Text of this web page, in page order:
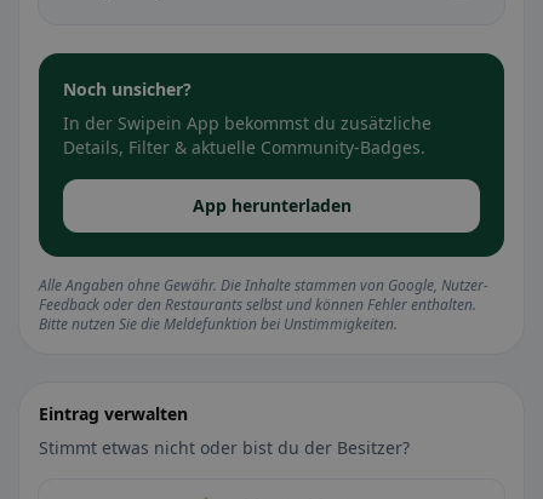
Noch unsicher?
In der Swipein App bekommst du zusätzliche
Details, Filter & aktuelle Community-Badges.
App herunterladen
Alle Angaben ohne Gewähr. Die Inhalte stammen von Google, Nutzer-
Feedback oder den Restaurants selbst und können Fehler enthalten.
Bitte nutzen Sie die Meldefunktion bei Unstimmigkeiten.
Eintrag verwalten
Stimmt etwas nicht oder bist du der Besitzer?